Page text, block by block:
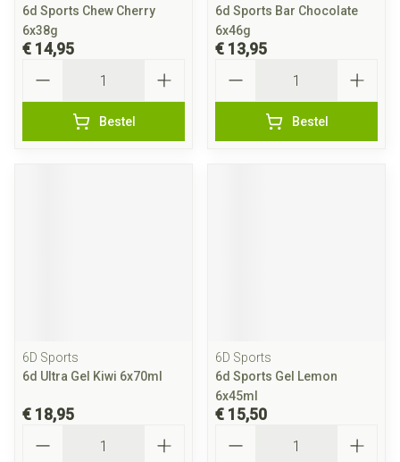
6d Sports Chew Cherry
6x38g
€ 14,95
Bestel
6d Sports Bar Chocolate
6x46g
€ 13,95
Bestel
6D Sports
6d Ultra Gel Kiwi 6x70ml
€ 18,95
6D Sports
6d Sports Gel Lemon
6x45ml
€ 15,50